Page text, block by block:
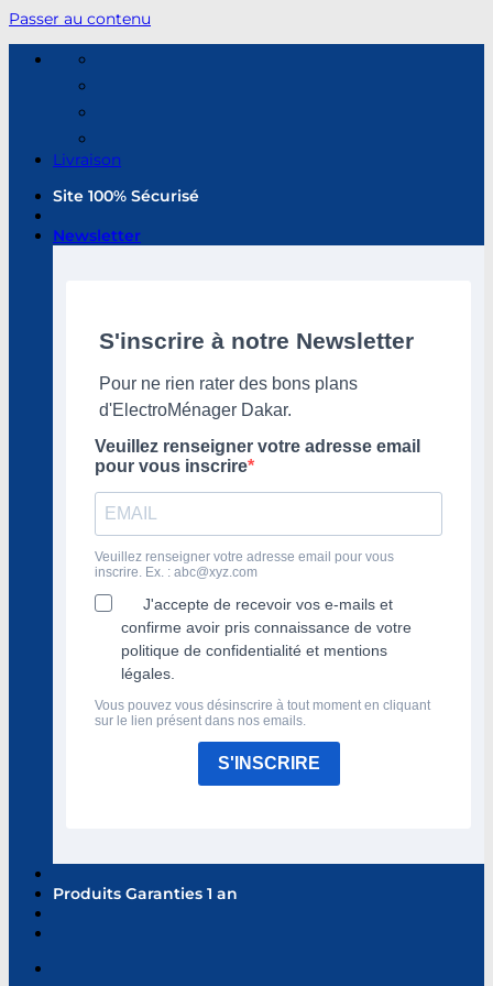
Passer au contenu
Livraison
Site 100% Sécurisé
Newsletter
S'inscrire à notre Newsletter
Pour ne rien rater des bons plans
d'ElectroMénager Dakar.
Veuillez renseigner votre adresse email
pour vous inscrire
Veuillez renseigner votre adresse email pour vous
inscrire. Ex. : abc@xyz.com
J'accepte de recevoir vos e-mails et
confirme avoir pris connaissance de votre
politique de confidentialité et mentions
légales.
Vous pouvez vous désinscrire à tout moment en cliquant
sur le lien présent dans nos emails.
S'INSCRIRE
Produits Garanties 1 an